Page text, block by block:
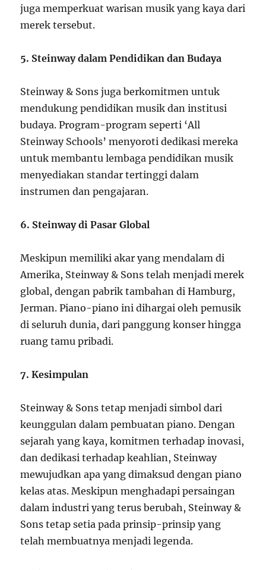
juga memperkuat warisan musik yang kaya dari
merek tersebut.
5. Steinway dalam Pendidikan dan Budaya
Steinway & Sons juga berkomitmen untuk
mendukung pendidikan musik dan institusi
budaya. Program-program seperti ‘All
Steinway Schools’ menyoroti dedikasi mereka
untuk membantu lembaga pendidikan musik
menyediakan standar tertinggi dalam
instrumen dan pengajaran.
6. Steinway di Pasar Global
Meskipun memiliki akar yang mendalam di
Amerika, Steinway & Sons telah menjadi merek
global, dengan pabrik tambahan di Hamburg,
Jerman. Piano-piano ini dihargai oleh pemusik
di seluruh dunia, dari panggung konser hingga
ruang tamu pribadi.
7. Kesimpulan
Steinway & Sons tetap menjadi simbol dari
keunggulan dalam pembuatan piano. Dengan
sejarah yang kaya, komitmen terhadap inovasi,
dan dedikasi terhadap keahlian, Steinway
mewujudkan apa yang dimaksud dengan piano
kelas atas. Meskipun menghadapi persaingan
dalam industri yang terus berubah, Steinway &
Sons tetap setia pada prinsip-prinsip yang
telah membuatnya menjadi legenda.